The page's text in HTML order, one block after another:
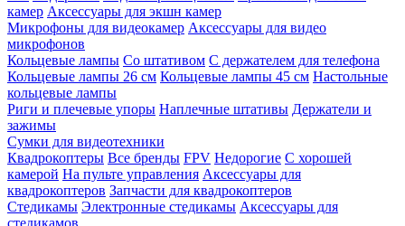
камер Аксессуары для экшн камер
Микрофоны для видеокамер Аксессуары для видео
микрофонов
Кольцевые лампы Со штативом C держателем для телефона
Кольцевые лампы 26 см Кольцевые лампы 45 см Настольные
кольцевые лампы
Риги и плечевые упоры Наплечные штативы Держатели и
зажимы
Сумки для видеотехники
Квадрокоптеры Все бренды FPV Недорогие С хорошей
камерой На пульте управления Аксессуары для
квадрокоптеров Запчасти для квадрокоптеров
Стедикамы Электронные стедикамы Аксессуары для
стедикамов